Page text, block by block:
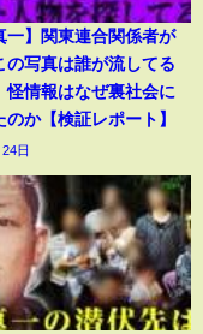
一】関東連合関係者が
の写真は誰が流してる
情報はなぜ裏社会に
のか【検証レポート】
日